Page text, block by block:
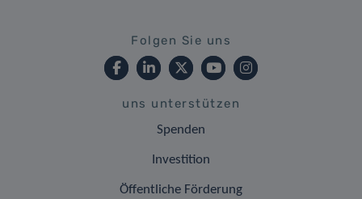
Folgen Sie uns
uns unterstützen
Spenden
Investition
Öffentliche Förderung